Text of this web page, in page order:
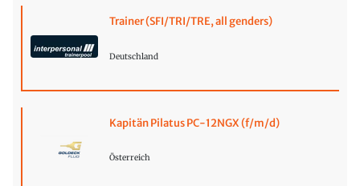
Trainer (SFI/TRI/TRE, all genders)
Deutschland
Kapitän Pilatus PC-12NGX (f/m/d)
Österreich